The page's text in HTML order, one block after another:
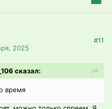
2025
#11
сказал:
время